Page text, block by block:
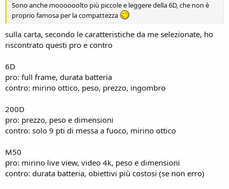
Sono anche moooooolto più piccole e leggere della 6D, che non è
proprio famosa per la compattezza
sulla carta, secondo le caratteristiche da me selezionate, ho
riscontrato questi pro e contro
6D
pro: full frame, durata batteria
contro: mirino ottico, peso, prezzo, ingombro
200D
pro: prezzo, peso e dimensioni
contro: solo 9 pti di messa a fuoco, mirino ottico
M50
pro: mirino live view, video 4k, peso e dimensioni
contro: durata batteria, obiettivi più costosi (se non erro)